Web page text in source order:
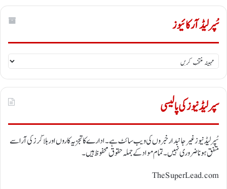
سُپر لیڈ آرکائیوز
سُپر
لیڈ
آرکائیوز
سپر لیڈ نیوز کی پالیسی
سُپر لیڈ نیوز غیر جانبدار خبروں کی ویب سائٹ ہے ۔ ادارے کا تجزیہ کاروں اور بلاگرز کی آرا سے
متفق ہونا ضروری نہیں ۔ تمام مواد کے جملہ حقوق محفوظ ہیں ۔
TheSuperLead.com